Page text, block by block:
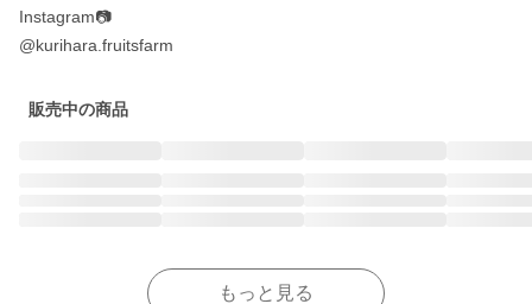
Instagram📷
@kurihara.fruitsfarm
販売中の商品
もっと見る